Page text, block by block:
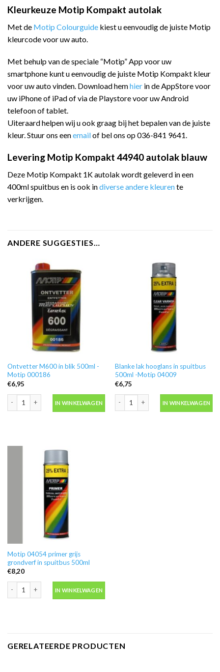
Kleurkeuze Motip Kompakt autolak
Met de Motip Colourguide kiest u eenvoudig de juiste Motip
kleurcode voor uw auto.
Met behulp van de speciale “Motip” App voor uw
smartphone kunt u eenvoudig de juiste Motip Kompakt kleur
voor uw auto vinden. Download hemhier in de AppStore voor
uw iPhone of iPad of via de Playstore voor uw Android
telefoon of tablet.
Uiteraard helpen wij u ook graag bij het bepalen van de juiste
kleur. Stuur ons eenemailof bel ons op 036-841 9641.
Levering Motip Kompakt 44940 autolak blauw
Deze Motip Kompakt 1K autolak wordt geleverd in een
400ml spuitbus en is ook indiverse andere kleurente
verkrijgen.
ANDERE SUGGESTIES…
Ontvetter M600 in blik 500ml -
Motip 000186
€6,95
IN WINKELWAGEN
Blanke lak hooglans in spuitbus
500ml -Motip 04009
€6,75
IN WINKELWAGEN
Motip 04054 primer grijs
grondverf in spuitbus 500ml
€8,20
IN WINKELWAGEN
GERELATEERDE PRODUCTEN